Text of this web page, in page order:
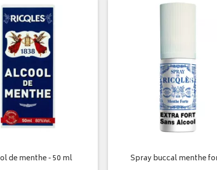
de menthe - 50 ml Spray buccal menthe